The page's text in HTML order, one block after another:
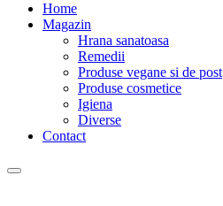
Home
Magazin
Hrana sanatoasa
Remedii
Produse vegane si de post
Produse cosmetice
Igiena
Diverse
Contact